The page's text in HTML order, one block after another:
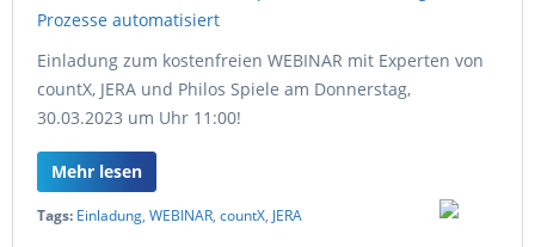
Einladung zum kostenfreien WEBINAR mit Experten von
countX, JERA und Philos Spiele am Donnerstag,
30.03.2023 um Uhr 11:00!
Mehr lesen
Tags: Einladung, WEBINAR, countX, JERA